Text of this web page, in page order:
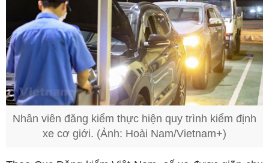
Nhân viên đăng kiểm thực hiện quy trình kiểm định
xe cơ giới. (Ảnh: Hoài Nam/Vietnam+)